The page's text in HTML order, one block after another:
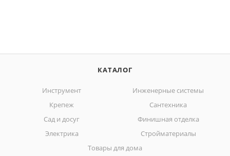
КАТАЛОГ
Инструмент
Инженерные системы
Крепеж
Сантехника
Сад и досуг
Финишная отделка
Электрика
Стройматериалы
Товары для дома